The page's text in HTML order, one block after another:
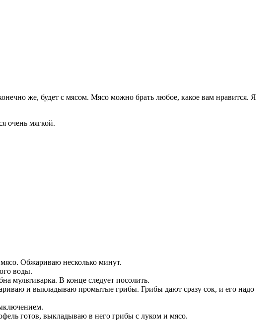
же, будет с мясом. Мясо можно брать любое, какое вам нравится. Я
очень мягкой.
Обжариваю несколько минут.
воды.
мультиварка. В конце следует посолить.
и выкладываю промытые грибы. Грибы дают сразу сок, и его надо
готов, выкладываю в него грибы с луком и мясо.